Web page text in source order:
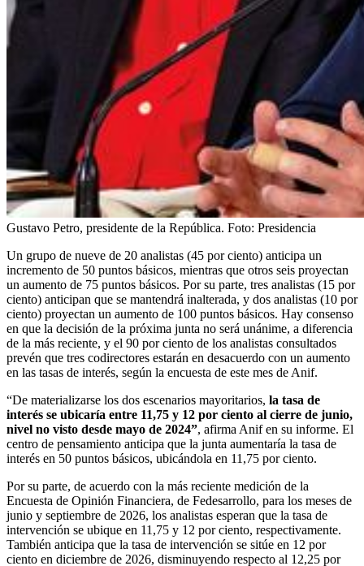
Gustavo Petro, presidente de la República. Foto: Presidencia
Un grupo de nueve de 20 analistas (45 por ciento) anticipa un
incremento de 50 puntos básicos, mientras que otros seis proyectan
un aumento de 75 puntos básicos. Por su parte, tres analistas (15 por
ciento) anticipan que se mantendrá inalterada, y dos analistas (10 por
ciento) proyectan un aumento de 100 puntos básicos. Hay consenso
en que la decisión de la próxima junta no será unánime, a diferencia
de la más reciente, y el 90 por ciento de los analistas consultados
prevén que tres codirectores estarán en desacuerdo con un aumento
en las tasas de interés, según la encuesta de este mes de Anif.
“De materializarse los dos escenarios mayoritarios, la tasa de
interés se ubicaría entre 11,75 y 12 por ciento al cierre de junio,
nivel no visto desde mayo de 2024”, afirma Anif en su informe. El
centro de pensamiento anticipa que la junta aumentaría la tasa de
interés en 50 puntos básicos, ubicándola en 11,75 por ciento.
Por su parte, de acuerdo con la más reciente medición de la
Encuesta de Opinión Financiera, de Fedesarrollo, para los meses de
junio y septiembre de 2026, los analistas esperan que la tasa de
intervención se ubique en 11,75 y 12 por ciento, respectivamente.
También anticipa que la tasa de intervención se sitúe en 12 por
ciento en diciembre de 2026, disminuyendo respecto al 12,25 por